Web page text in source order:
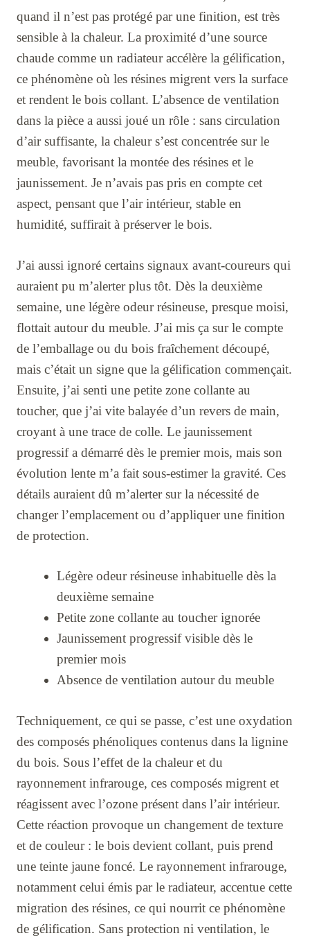
quand il n’est pas protégé par une finition, est très
sensible à la chaleur. La proximité d’une source
chaude comme un radiateur accélère la gélification,
ce phénomène où les résines migrent vers la surface
et rendent le bois collant. L’absence de ventilation
dans la pièce a aussi joué un rôle : sans circulation
d’air suffisante, la chaleur s’est concentrée sur le
meuble, favorisant la montée des résines et le
jaunissement. Je n’avais pas pris en compte cet
aspect, pensant que l’air intérieur, stable en
humidité, suffirait à préserver le bois.
J’ai aussi ignoré certains signaux avant-coureurs qui
auraient pu m’alerter plus tôt. Dès la deuxième
semaine, une légère odeur résineuse, presque moisi,
flottait autour du meuble. J’ai mis ça sur le compte
de l’emballage ou du bois fraîchement découpé,
mais c’était un signe que la gélification commençait.
Ensuite, j’ai senti une petite zone collante au
toucher, que j’ai vite balayée d’un revers de main,
croyant à une trace de colle. Le jaunissement
progressif a démarré dès le premier mois, mais son
évolution lente m’a fait sous-estimer la gravité. Ces
détails auraient dû m’alerter sur la nécessité de
changer l’emplacement ou d’appliquer une finition
de protection.
Légère odeur résineuse inhabituelle dès la
deuxième semaine
Petite zone collante au toucher ignorée
Jaunissement progressif visible dès le
premier mois
Absence de ventilation autour du meuble
Techniquement, ce qui se passe, c’est une oxydation
des composés phénoliques contenus dans la lignine
du bois. Sous l’effet de la chaleur et du
rayonnement infrarouge, ces composés migrent et
réagissent avec l’ozone présent dans l’air intérieur.
Cette réaction provoque un changement de texture
et de couleur : le bois devient collant, puis prend
une teinte jaune foncé. Le rayonnement infrarouge,
notamment celui émis par le radiateur, accentue cette
migration des résines, ce qui nourrit ce phénomène
de gélification. Sans protection ni ventilation, le